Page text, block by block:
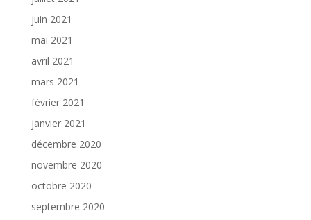
juin 2021
mai 2021
avril 2021
mars 2021
février 2021
janvier 2021
décembre 2020
novembre 2020
octobre 2020
septembre 2020